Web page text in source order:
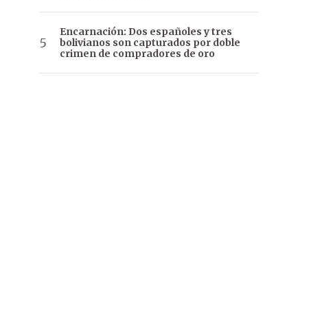
Encarnación: Dos españoles y tres
bolivianos son capturados por doble
crimen de compradores de oro